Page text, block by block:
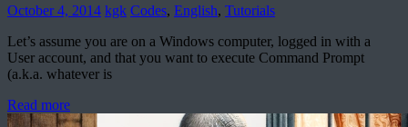
October 4, 2014 kgk Codes, English, Tutorials
Let’s assume you are on a Windows computer, logged in with a
User account, and that you want to execute Command Prompt
(a.k.a. whatever is
Read more